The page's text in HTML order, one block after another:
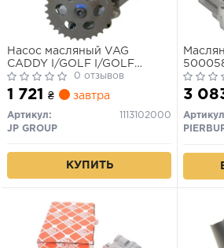
Насос масляный VAG
CADDY I/GOLF I/GOLF
II/JETTA 95-0 отзывов
1 721 ₴ завтра
Артикул:
1113102000
JP GROUP
КУПИТЬ
3